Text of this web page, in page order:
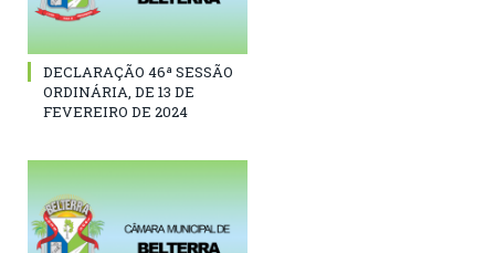
DECLARAÇÃO 46ª SESSÃO
ORDINÁRIA, DE 13 DE
FEVEREIRO DE 2024